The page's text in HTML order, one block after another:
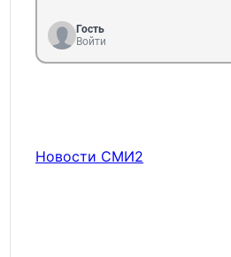
Гость
Войти
Новости СМИ2